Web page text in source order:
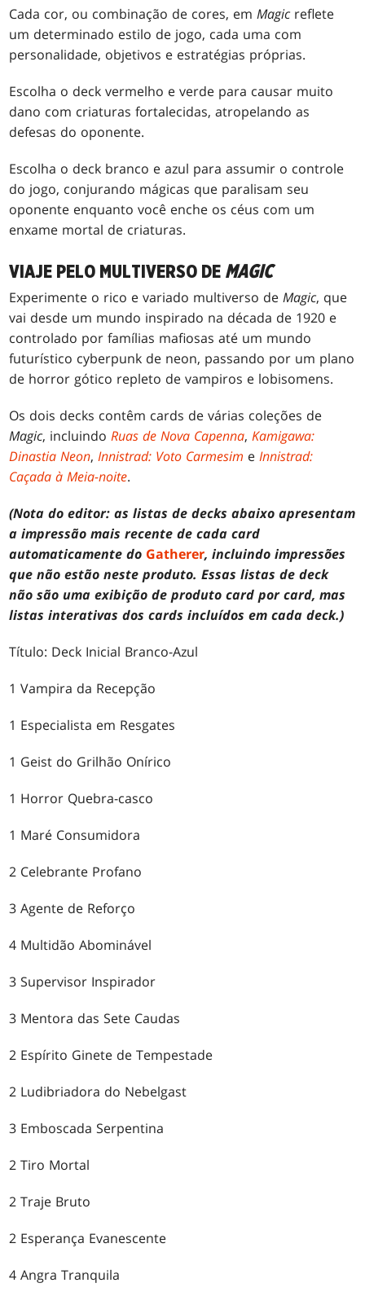
Cada cor, ou combinação de cores, emMagic reflete
um determinado estilo de jogo, cada uma com
personalidade, objetivos e estratégias próprias.
Escolha o deck vermelho e verde para causar muito
dano com criaturas fortalecidas, atropelando as
defesas do oponente.
Escolha o deck branco e azul para assumir o controle
do jogo, conjurando mágicas que paralisam seu
oponente enquanto você enche os céus com um
enxame mortal de criaturas.
VIAJE PELO MULTIVERSO DE MAGIC
Experimente o rico e variado multiverso deMagic, que
vai desde um mundo inspirado na década de 1920 e
controlado por famílias mafiosas até um mundo
futurístico cyberpunk de neon, passando por um plano
de horror gótico repleto de vampiros e lobisomens.
Os dois decks contêm cards de várias coleções de
Magic, incluindoRuas de Nova Capenna,Kamigawa:
Dinastia Neon,Innistrad: Voto Carmesim eInnistrad:
Caçada à Meia-noite.
(Nota do editor: as listas de decks abaixo apresentam
a impressão mais recente de cada card
automaticamente do Gatherer, incluindo impressões
que não estão neste produto. Essas listas de deck
não são uma exibição de produto card por card, mas
listas interativas dos cards incluídos em cada deck.)
Título: Deck Inicial Branco-Azul
1 Vampira da Recepção
1 Especialista em Resgates
1 Geist do Grilhão Onírico
1 Horror Quebra-casco
1 Maré Consumidora
2 Celebrante Profano
3 Agente de Reforço
4 Multidão Abominável
3 Supervisor Inspirador
3 Mentora das Sete Caudas
2 Espírito Ginete de Tempestade
2 Ludibriadora do Nebelgast
3 Emboscada Serpentina
2 Tiro Mortal
2 Traje Bruto
2 Esperança Evanescente
4 Angra Tranquila